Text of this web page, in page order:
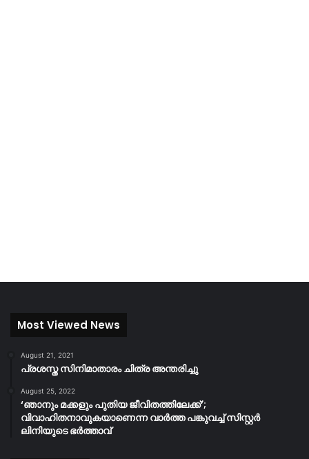
Most Viewed News
August 21, 2021
പ്രശസ്ത സിനിമാതാരം ചിത്ര അന്തരിച്ചു
August 25, 2022
‘ഞാനും മക്കളും പുതിയ ജീവിതത്തിലേക്ക്’;
വിവാഹിതനാവുകയാണെന്ന വാർത്ത പങ്കുവച്ച് സിസ്റ്റർ
ലിനിയുടെ ഭർത്താവ്